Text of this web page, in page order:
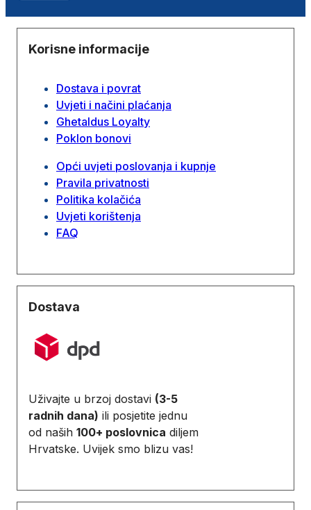
Korisne informacije
Dostava i povrat
Uvjeti i načini plaćanja
Ghetaldus Loyalty
Poklon bonovi
Opći uvjeti poslovanja i kupnje
Pravila privatnosti
Politika kolačića
Uvjeti korištenja
FAQ
Dostava
Uživajte u brzoj dostavi (3-5
radnih dana) ili posjetite jednu
od naših 100+ poslovnica diljem
Hrvatske. Uvijek smo blizu vas!